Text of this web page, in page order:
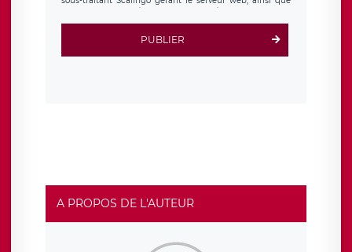
d’inscription est hébergé sur un serveur hébergé par
clauses de
protection conformes au RGPD
. Les données collectées
sont conservées jusqu’à ce que l’Internaute en sollicite la
rue Léopold Sédar Senghor, joignable à l’adresse mail :
responsabledetraitement@legavox.fr. Vous avez
également le droit d’introduire une réclamation auprès
d’une autorité de contrôle.
PUBLIER
A PROPOS DE L'AUTEUR